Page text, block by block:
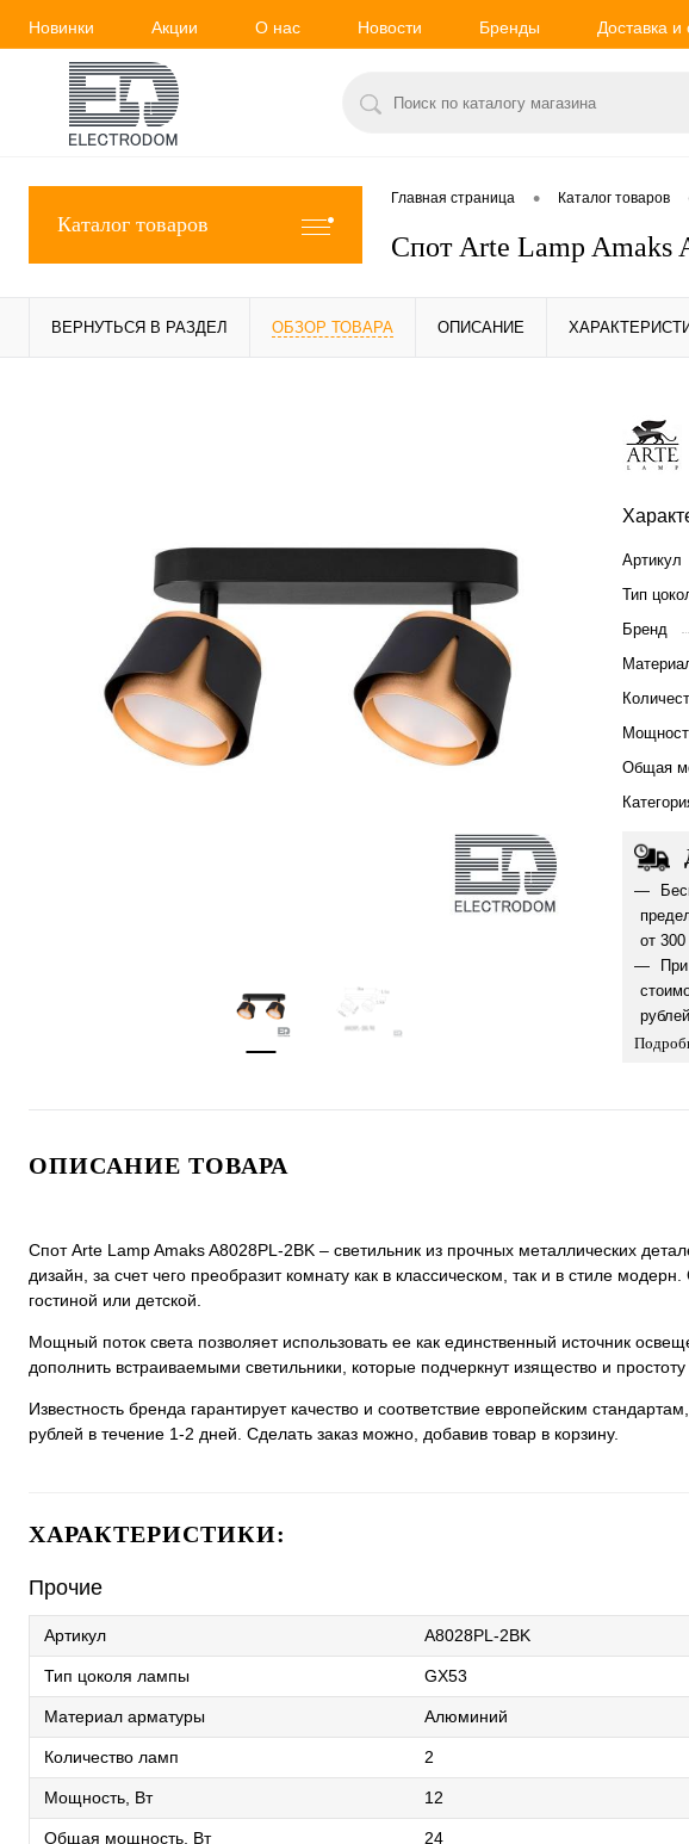
Новинки Акции О нас Новости Бренды Доставка и
Каталог товаров
Главная страница • Каталог товаров
Спот Arte Lamp Amaks
ВЕРНУТЬСЯ В РАЗДЕЛ ОБЗОР ТОВАРА ОПИСАНИЕ
Артикул
Тип
Бренд
Общая
от
рублей
ОПИСАНИЕ ТОВАРА
Спот Arte Lamp Amaks A8028PL-2BK – светильник из прочных металлических
дизайн, за счет чего преобразит комнату как в классическом, так и в стиле
гостиной или детской.
Мощный поток света позволяет использовать ее как единственный источник
дополнить встраиваемыми светильники, которые подчеркнут изящество и
Известность бренда гарантирует качество и соответствие европейским
рублей в течение 1-2 дней. Сделать заказ можно, добавив товар в корзину.
ХАРАКТЕРИСТИКИ:
Прочие
Артикул A8028PL-2BK
Тип цоколя лампы GX53
Материал арматуры Алюминий
Количество ламп 2
Мощность, Вт 12
Общая мощность, Вт 24